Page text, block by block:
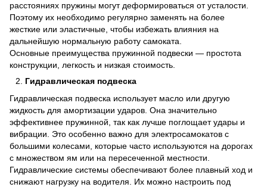
расстояниях пружины могут деформироваться от усталости.
Поэтому их необходимо регулярно заменять на более
жесткие или эластичные, чтобы избежать влияния на
дальнейшую нормальную работу самоката.
Основные преимущества пружинной подвески — простота
конструкции, легкость и низкая стоимость.
Гидравлическая подвеска
Гидравлическая подвеска использует масло или другую
жидкость для амортизации ударов. Она значительно
эффективнее пружинной, так как лучше поглощает удары и
вибрации. Это особенно важно для электросамокатов с
большими колесами, которые часто используются на дорогах
с множеством ям или на пересеченной местности.
Гидравлические системы обеспечивают более плавный ход и
снижают нагрузку на водителя. Их можно настроить под